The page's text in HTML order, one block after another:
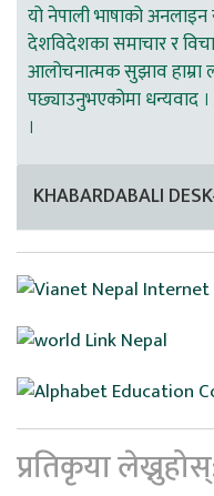
यो नेपाली भाषाको
देशविदेशका समाचार र
आलोचनात्मक सुझाव हाम्रा
पछ्याउनुभएकोमा धन्यवाद
।
KHABARDABALI
प्रतिकृया